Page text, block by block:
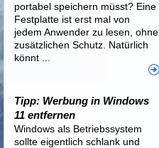
portabel speichern müsst? Eine
Festplatte ist erst mal von
jedem Anwender zu lesen, ohne
zusätzlichen Schutz. Natürlich
könnt ...
Tipp: Werbung in Windows
11 entfernen
Windows als Betriebssystem
sollte eigentlich schlank und